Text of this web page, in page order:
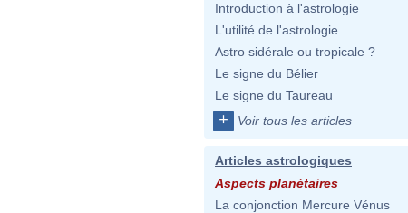
Introduction à l'astrologie
L'utilité de l'astrologie
Astro sidérale ou tropicale ?
Le signe du Bélier
Le signe du Taureau
+ Voir tous les articles
Articles astrologiques
Aspects planétaires
La conjonction Mercure Vénus